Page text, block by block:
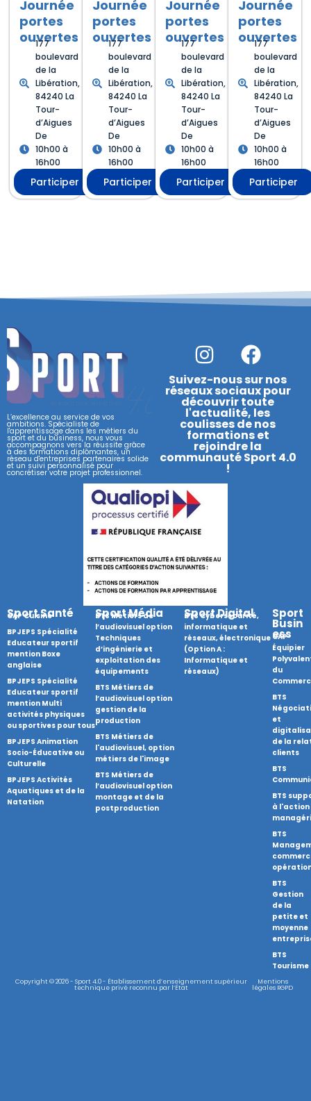
Journée
portes
ouvertes
177
boulevard
de la
Libération,
84240 La
Tour-
d’Aigues
De
10h00 à
16h00
Participer
Journée
portes
ouvertes
177
boulevard
de la
Libération,
84240 La
Tour-
d’Aigues
De
10h00 à
16h00
Participer
Journée
portes
ouvertes
177
boulevard
de la
Libération,
84240 La
Tour-
d’Aigues
De
10h00 à
16h00
Participer
Journée
portes
ouvertes
177
boulevard
de la
Libération,
84240 La
Tour-
d’Aigues
De
10h00 à
16h00
Participer
L’excellence au service de vos
ambitions. Spécialiste de
l'apprentissage dans les métiers du
sport et du business, nous vous
accompagnons vers la réussite grâce
à des formations diplômantes, un
réseau d'entreprises partenaires solide
et un suivi personnalisé pour
concrétiser votre projet professionnel.
I
n
s
t
a
g
r
a
F
a
c
e
b
o
o
Suivez-nous sur nos
réseaux sociaux pour
découvrir toute
l'actualité, les
coulisses de nos
formations et
rejoindre la
communauté Sport 4.0
!
Sport Santé
CAP Cuisine
BPJEPS Spécialité
Educateur sportif
mention Boxe
anglaise
BPJEPS Spécialité
Educateur sportif
mention Multi
activités physiques
ou sportives pour tous
BPJEPS Animation
Socio-Éducative ou
Culturelle
BPJEPS Activités
Aquatiques et de la
Natation
Sport Média
BTS Métiers de
l’audiovisuel option
Techniques
d’ingénierie et
exploitation des
équipements
BTS Métiers de
l’audiovisuel option
gestion de la
production
BTS Métiers de
l'audiovisuel, option
métiers de l'image
BTS Métiers de
l’audiovisuel option
montage et de la
postproduction
Sport Digital
BTS Cybersécurité,
informatique et
réseaux, électronique
(Option A :
Informatique et
réseaux)
Sport
Busin
ess
CAP
Équipier
du
BTS
et
de la
clients
BTS
BTS
à l'action
BTS
BTS
Gestion
de la
petite et
moyenne
BTS
Tourisme
Copyright © 2026 - Sport 4.0 - Établissement d’enseignement supérieur
technique privé reconnu par l’État
Mentions
légales RGPD